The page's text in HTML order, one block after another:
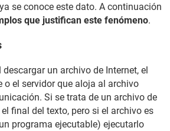
se conoce este dato. A continuación
que justifican este fenómeno.
un archivo de Internet, el
o el servidor que aloja al archivo
Si se trata de un archivo de
final del texto, pero si el archivo es
programa ejecutable) ejecutarlo